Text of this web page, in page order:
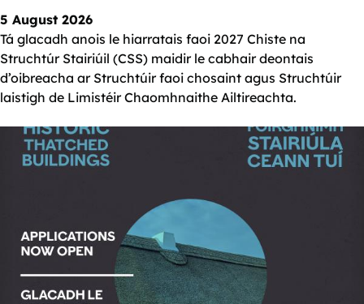
5 August 2026
Tá glacadh anois le hiarratais faoi 2027 Chiste na
Struchtúr Stairiúil (CSS) maidir le cabhair deontais
d’oibreacha ar Struchtúir faoi chosaint agus Struchtúir
laistigh de Limistéir Chaomhnaithe Ailtireachta.